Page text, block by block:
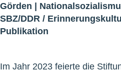
Görden |
SBZ/DDR /
Publikation
Im Jahr 2023 feierte die